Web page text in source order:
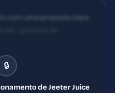
com uma proposta clara
competitivos (ex.: envio
de modelos específicos).
🔒
de Jeeter Juice